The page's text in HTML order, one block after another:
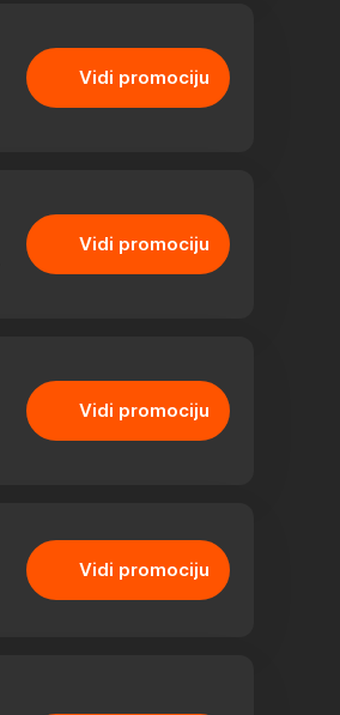
Vidi promociju
Vidi promociju
Vidi promociju
Vidi promociju